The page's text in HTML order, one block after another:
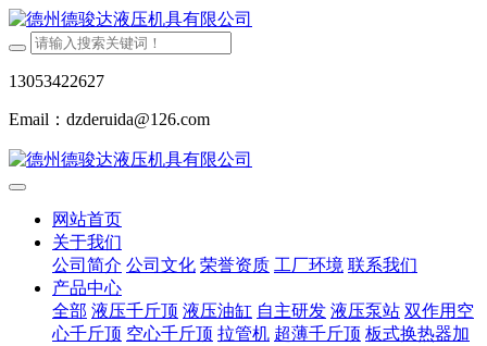
13053422627
Email：dzderuida@126.com
网站首页
关于我们
公司简介 公司文化 荣誉资质 工厂环境 联系我们
产品中心
全部 液压千斤顶 液压油缸 自主研发 液压泵站 双作用空
心千斤顶 空心千斤顶 拉管机 超薄千斤顶 板式换热器加